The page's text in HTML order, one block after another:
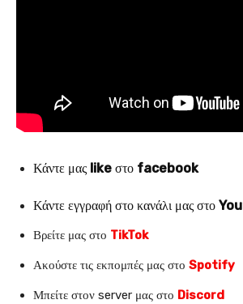
Κάντε μας like στο facebook
Κάντε εγγραφή στο κανάλι μας στο
Βρείτε μας στο TikTok
Ακούστε τις εκπομπές μας στο Spotify
Μπείτε στον server μας στο Discord